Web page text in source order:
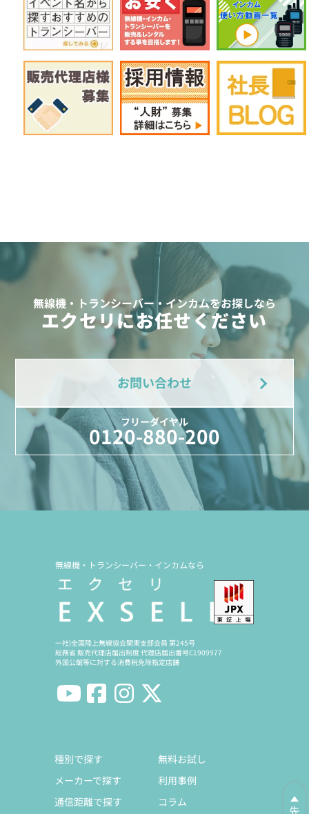
無線機・トランシーバー・インカムをお探しなら
エクセリにお任せください
お問い合わせ
フリーダイヤル
0120-880-200
無線機・トランシーバー・インカムなら
一社)全国陸上無線協会関東支部会員 第245号
総務省 販売代理店届出制度 代理店届出番号C1909977
外国公館等に対する消費税免除指定店舗
種別で探す
メーカーで探す
通信距離で探す
無料お試し
利用事例
コラム